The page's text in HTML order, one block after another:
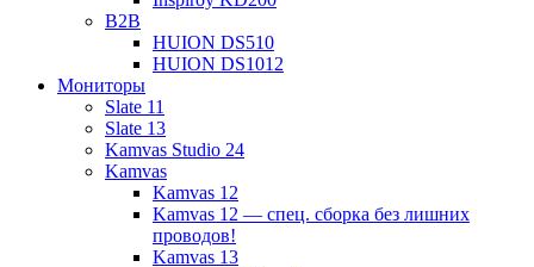
B2B
HUION DS510
HUION DS1012
Мониторы
Slate 11
Slate 13
Kamvas Studio 24
Kamvas
Kamvas 12
Kamvas 12 — спец. сборка без лишних
проводов!
Kamvas 13